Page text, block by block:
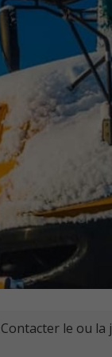
Contacter le ou